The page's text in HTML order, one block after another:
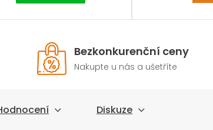
Bezkonkurenční ceny
Nakupte u nás a ušetříte
Diskuze